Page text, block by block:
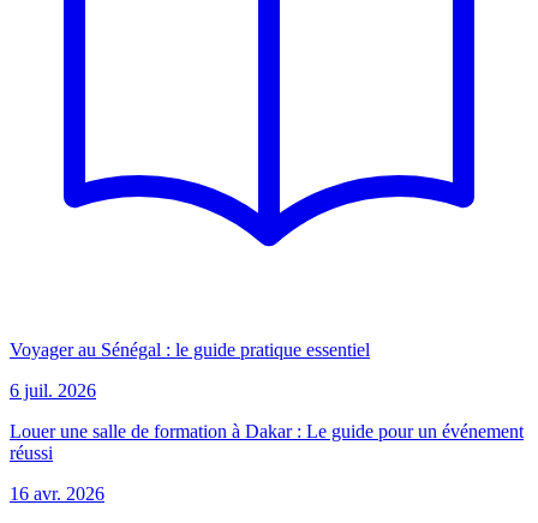
Voyager au Sénégal : le guide pratique essentiel
6 juil. 2026
Louer une salle de formation à Dakar : Le guide pour un événement
réussi
16 avr. 2026